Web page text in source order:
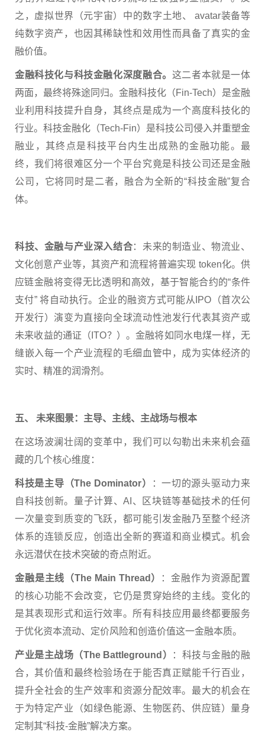
之，虚拟世界（元宇宙）中的数字土地、 avatar装备等
纯数字资产，也因其稀缺性和效用性而具备了真实的金
融价值。
金融科技化与科技金融化深度融合。 这二者本就是一体
两面，最终将殊途同归。金融科技化（Fin-Tech）是金融
业利用科技提升自身，其终点是成为一个高度科技化的
行业。科技金融化（Tech-Fin）是科技公司侵入并重塑金
融业，其终点是科技平台内生出成熟的金融功能。最
终，我们将很难区分一个平台究竟是科技公司还是金融
公司，它将同时是二者，融合为全新的“科技金融”复合
体。
科技、金融与产业深入结合：未来的制造业、物流业、
文化创意产业等，其资产和流程将普遍实现 token化。供
应链金融将变得无比透明和高效，基于智能合约的“条件
支付” 将自动执行。企业的融资方式可能从IPO（首次公
开发行）演变为直接向全球流动性池发行代表其资产或
未来收益的通证（ITO？）。金融将如同水电煤一样，无
缝嵌入每一个产业流程的毛细血管中，成为实体经济的
实时、精准的润滑剂。
五、 未来图景：主导、主线、主战场与根本
在这场波澜壮阔的变革中，我们可以勾勒出未来机会蕴
藏的几个核心维度：
科技是主导（The Dominator）
：一切的源头驱动力来
自科技创新。量子计算、AI、区块链等基础技术的任何
一次量变到质变的飞跃，都可能引发金融乃至整个经济
体系的连锁反应，创造出全新的赛道和商业模式。机会
永远潜伏在技术突破的奇点附近。
金融是主线（The Main Thread）
：金融作为资源配置
的核心功能不会改变，它仍是贯穿始终的主线。变化的
是其表现形式和运行效率。所有科技应用最终都要服务
于优化资本流动、定价风险和创造价值这一金融本质。
产业是主战场（The Battleground）
：科技与金融的融
合，其价值和最终检验场在于能否真正赋能千行百业，
提升全社会的生产效率和资源分配效率。最大的机会在
于为特定产业（如绿色能源、生物医药、供应链）量身
定制其“科技-金融”解决方案。